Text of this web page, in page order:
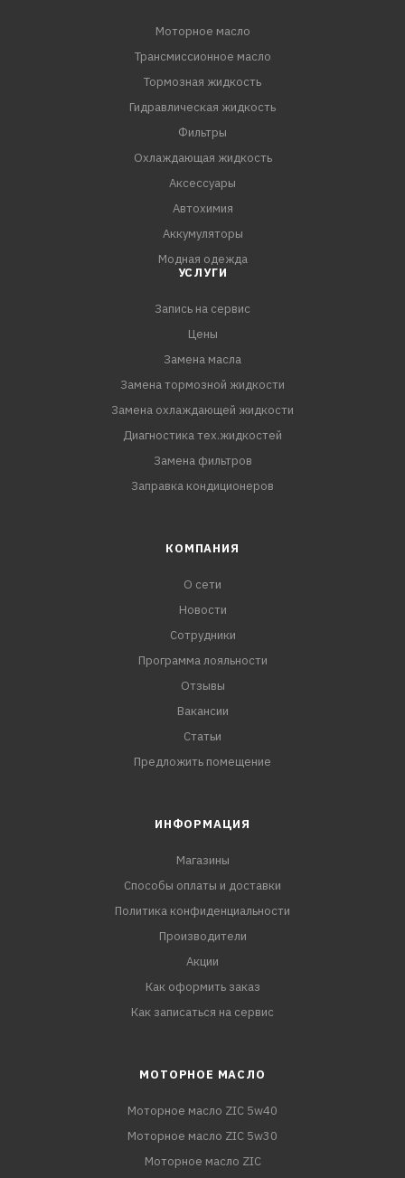
Моторное масло
Трансмиссионное масло
Тормозная жидкость
Гидравлическая жидкость
Фильтры
Охлаждающая жидкость
Аксессуары
Автохимия
Аккумуляторы
Модная одежда
УСЛУГИ
Запись на сервис
Цены
Замена масла
Замена тормозной жидкости
Замена охлаждающей жидкости
Диагностика тех.жидкостей
Замена фильтров
Заправка кондиционеров
КОМПАНИЯ
О сети
Новости
Сотрудники
Программа лояльности
Отзывы
Вакансии
Статьи
Предложить помещение
ИНФОРМАЦИЯ
Магазины
Способы оплаты и доставки
Политика конфиденциальности
Производители
Акции
Как оформить заказ
Как записаться на сервис
МОТОРНОЕ МАСЛО
Моторное масло ZIC 5w40
Моторное масло ZIC 5w30
Моторное масло ZIC